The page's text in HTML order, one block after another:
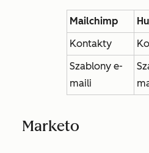
Mailchimp
Kontakty
Szablony e-
maili
Marketo